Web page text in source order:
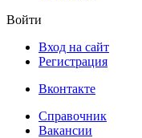
Войти
Вход на сайт
Регистрация
Вконтакте
Справочник
Вакансии